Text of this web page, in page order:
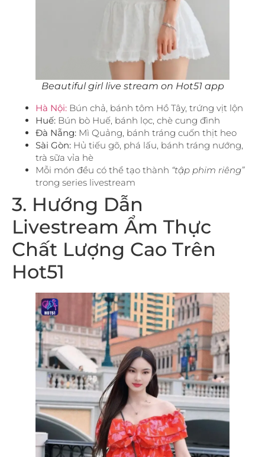
Beautiful girl live stream on Hot51 app
Hà Nội: Bún chả, bánh tôm Hồ Tây, trứng vịt lộn
Huế: Bún bò Huế, bánh lọc, chè cung đình
Đà Nẵng: Mì Quảng, bánh tráng cuốn thịt heo
Sài Gòn: Hủ tiếu gõ, phá lấu, bánh tráng nướng,
trà sữa vỉa hè
Mỗi món đều có thể tạo thành “tập phim riêng”
trong series livestream
3. Hướng Dẫn
Livestream Ẩm Thực
Chất Lượng Cao Trên
Hot51